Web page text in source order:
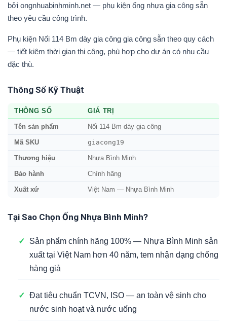
bởi ongnhuabinhminh.net — phụ kiện ống nhựa gia công sẵn
theo yêu cầu công trình.
Phụ kiện Nối 114 Bm dày gia công gia công sẵn theo quy cách
— tiết kiệm thời gian thi công, phù hợp cho dự án có nhu cầu
đặc thù.
Thông Số Kỹ Thuật
THÔNG SỐ GIÁ TRỊ
Tên sản phẩm Nối 114 Bm dày gia công
Mã SKU giacong19
Thương hiệu Nhựa Bình Minh
Bảo hành Chính hãng
Xuất xứ Việt Nam — Nhựa Bình Minh
Tại Sao Chọn Ống Nhựa Bình Minh?
✓
Sản phẩm chính hãng 100% — Nhựa Bình Minh sản
xuất tại Việt Nam hơn 40 năm, tem nhận dạng chống
hàng giả
✓ Đạt tiêu chuẩn TCVN, ISO — an toàn vệ sinh cho
nước sinh hoạt và nước uống